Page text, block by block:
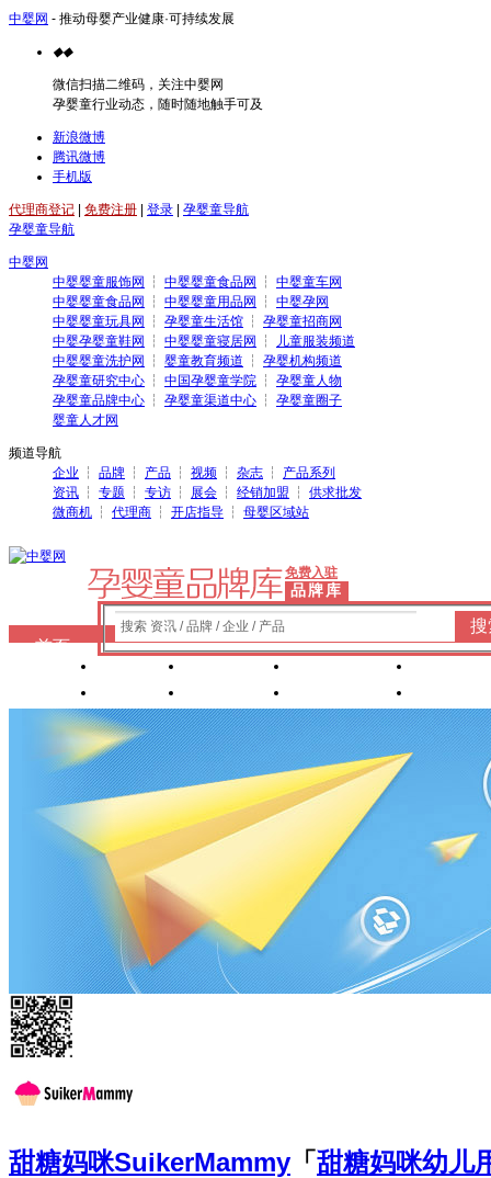
中婴网 - 推动母婴产业健康·可持续发展
◆◆
微信扫描二维码，关注中婴网
孕婴童行业动态，随时随地触手可及
新浪微博
腾讯微博
手机版
代理商登记 免费注册 登录
孕婴童导航
孕婴童导航
中婴网
中婴婴童服饰网
┆ 中婴婴童食品网 ┆ 中婴童车网
中婴婴童食品网
┆ 中婴婴童用品网 ┆ 中婴孕网
中婴婴童玩具网
┆ 孕婴童生活馆 ┆ 孕婴童招商网
中婴孕婴童鞋网
┆ 中婴婴童寝居网 ┆
儿童服装频道
中婴婴童洗护网
┆ 婴童教育频道 ┆ 孕婴机构频道
孕婴童研究中心 ┆ 中国孕婴童学院 ┆ 孕婴童人物
孕婴童品牌中心 ┆ 孕婴童渠道中心 ┆ 孕婴童圈子
婴童人才网
频道导航
企业 ┆ 品牌 ┆ 产品 ┆ 视频 ┆ 杂志 ┆ 产品系列
资讯 ┆ 专题 ┆ 专访 ┆ 展会 ┆ 经销加盟 ┆ 供求批发
微商机 ┆ 代理商 ┆ 开店指导 ┆ 母婴区域站
免费入驻
品牌库
搜索 资讯 / 品牌 / 企业 / 产品
搜
首页
甜糖妈咪SuikerMammy 「甜糖妈咪幼儿